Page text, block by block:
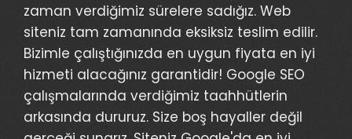
zaman verdiğimiz sürelere sadığız. Web
siteniz tam zamanında eksiksiz teslim edilir.
Bizimle çalıştığınızda en uygun fiyata en iyi
hizmeti alacağınız garantidir! Google SEO
çalışmalarında verdiğimiz taahhütlerin
arkasında dururuz. Size boş hayaller değil